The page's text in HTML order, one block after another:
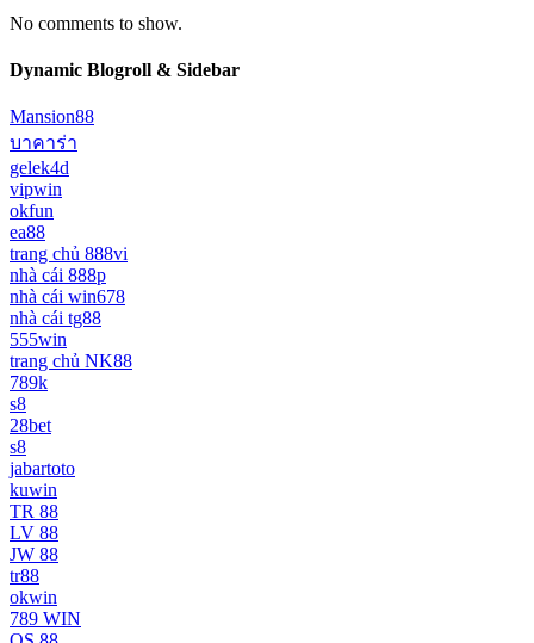
No comments to show.
Dynamic Blogroll & Sidebar
Mansion88
บาคาร่า
gelek4d
vipwin
okfun
ea88
trang chủ 888vi
nhà cái 888p
nhà cái win678
nhà cái tg88
555win
trang chủ NK88
789k
s8
28bet
s8
jabartoto
kuwin
TR 88
LV 88
JW 88
tr88
okwin
789 WIN